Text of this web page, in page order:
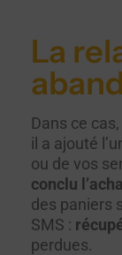
La
Dans ce
il a ajouté
ou de vos
conclu
des paniers
SMS :
perdues.